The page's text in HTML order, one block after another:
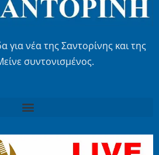
για νέα της Σαντορίνης και της
συντονισμένος.